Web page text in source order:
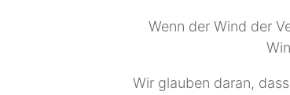
Wenn der Wind der
Wir glauben daran,